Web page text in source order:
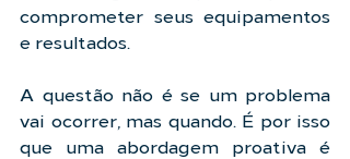
comprometer seus equipamentos
e resultados.
A questão não é se um problema
vai ocorrer, mas quando. É por isso
que uma abordagem proativa é